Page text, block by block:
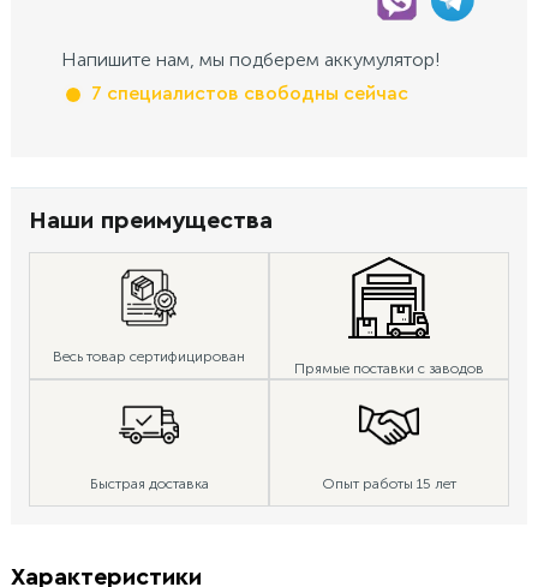
Напишите нам, мы подберем аккумулятор!
7 специалистов свободны сейчас
Наши преимущества
Весь товар сертифицирован
Прямые поставки с заводов
Быстрая доставка Опыт работы 15 лет
Характеристики